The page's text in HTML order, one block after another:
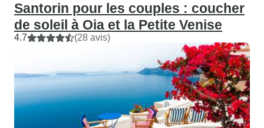
Santorin pour les couples : coucher
de soleil à Oia et la Petite Venise
4.7 (28 avis)